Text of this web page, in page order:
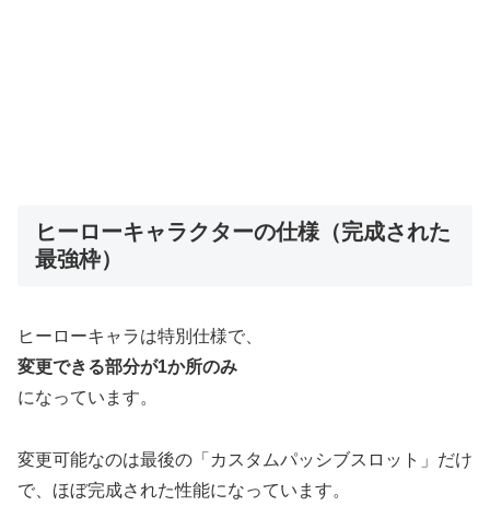
ヒーローキャラクターの仕様（完成された
最強枠）
ヒーローキャラは特別仕様で、
変更できる部分が1か所のみ
になっています。
変更可能なのは最後の「カスタムパッシブスロット」だけ
で、ほぼ完成された性能になっています。